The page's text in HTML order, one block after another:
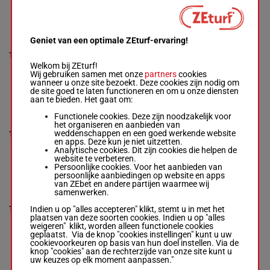
12
BRANWELL
Shoemark K.- J
Box: 16 -M/3 -
58 kg
1p 1p
13
MAYLANDSEA
Egan Dav.-Bell
M/2 -58 M/258 kg 1p 7
14
MIAMI GIRL
Jorge
Delgado
Box: 11 -M/3 -
58 kg
8p 1p
M/358 kg 8p 1p 11
OLIVIA
Geniet van een optimale ZEturf-ervaring!
Welkom bij ZEturf!
Wij gebruiken samen met onze partnerscookies
wanneer u onze site bezoekt. Deze cookies zijn nodig om
de site goed te laten functioneren en om u onze diensten
aan te bieden. Het gaat om:
Functionele cookies. Deze zijn noodzakelijk voor
het organiseren en aanbieden van
weddenschappen en een goed werkende website
en apps. Deze kun je niet uitzetten.
Analytische cookies. Dit zijn cookies die helpen de
website te verbeteren.
Persoonlijke cookies. Voor het aanbieden van
persoonlijke aanbiedingen op website en apps
van ZEbet en andere partijen waarmee wij
samenwerken.
Indien u op "alles accepteren" klikt, stemt u in met het
plaatsen van deze soorten cookies. Indien u op "alles
weigeren" klikt, worden alleen functionele cookies
geplaatst. Via de knop "cookies instellingen" kunt u uw
cookievoorkeuren op basis van hun doel instellen. Via de
knop "cookies" aan de rechterzijde van onze site kunt u
uw keuzes op elk moment aanpassen."